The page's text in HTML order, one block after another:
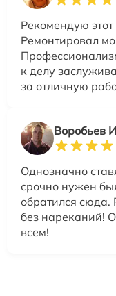
Рекомендую
Ремонтировал
к делу
за отличную
Воробьев
Однозначно
срочно нужен
обратился сюда.
без нареканий!
всем!